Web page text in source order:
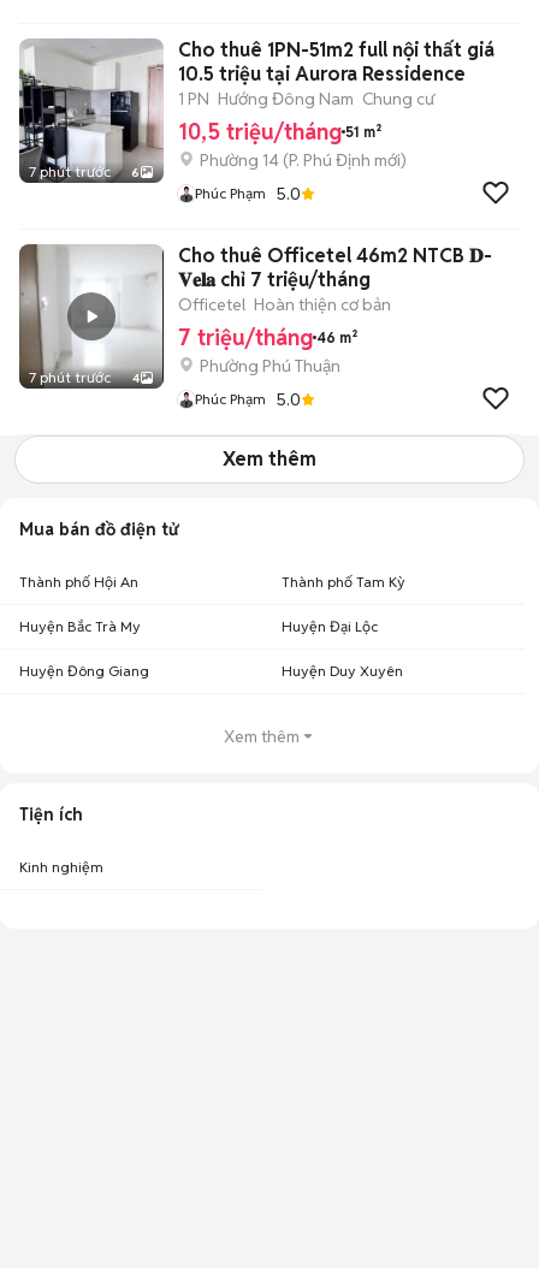
7 phút trước 6
Cho thuê 1PN-51m2 full nội thất giá
10.5 triệu tại Aurora Ressidence
1 PN Hướng Đông Nam Chung cư
10,5 triệu/tháng 51 m²
Phường 14 (P. Phú Định mới)
Phúc Phạm 5.0
7 phút trước 4
Cho thuê Officetel 46m2 NTCB 𝐃-
𝐕𝐞𝐥𝐚 chỉ 7 triệu/tháng
Officetel Hoàn thiện cơ bản
7 triệu/tháng 46 m²
Phường Phú Thuận
Phúc Phạm 5.0
Xem thêm
Mua bán đồ điện tử
Thành phố Hội An Thành phố Tam Kỳ
Huyện Bắc Trà My Huyện Đại Lộc
Huyện Đông Giang Huyện Duy Xuyên
Xem thêm
Tiện ích
Kinh nghiệm